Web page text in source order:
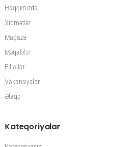
Haqqımızda
Xidmətlər
Mağaza
Məqalələr
Filiallar
Vakansiyalar
Əlaqə
Kateqoriyalar